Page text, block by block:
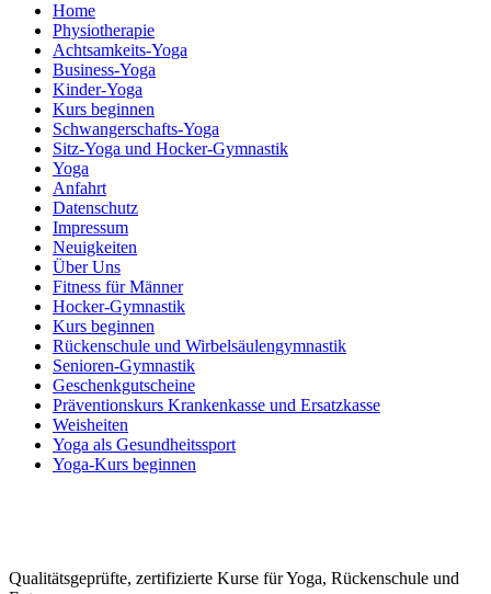
Home
Physiotherapie
Achtsamkeits-Yoga
Business-Yoga
Kinder-Yoga
Kurs beginnen
Schwanger­schafts-Yoga
Sitz-Yoga und Hocker-Gymnastik
Yoga
Anfahrt
Datenschutz
Impressum
Neuigkeiten
Über Uns
Fitness für Männer
Hocker-Gymnastik
Kurs beginnen
Rückenschule und Wirbelsäulen­gymnastik
Senioren-Gymnastik
Geschenkgutscheine
Präventionskurs Krankenkasse und Ersatzkasse
Weisheiten
Yoga als Gesundheitssport
Yoga-Kurs beginnen
Qualitäts­geprüfte, zerti­fizierte Kurse für Yoga, Rücken­schule und